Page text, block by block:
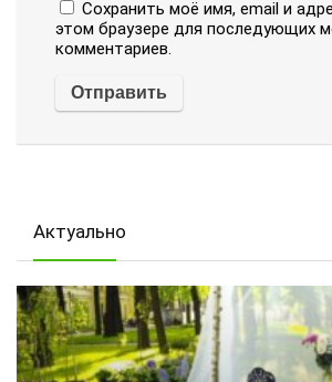
Сохранить моё имя, email и
этом браузере для последующих
комментариев.
Актуально